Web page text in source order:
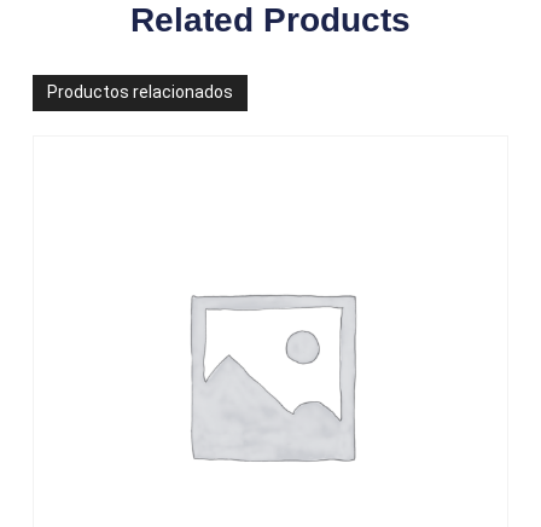
Related Products
Productos relacionados